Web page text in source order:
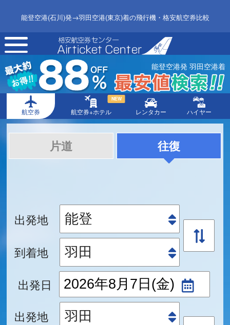
能登空港(石川)発→羽田空港(東京)着の飛行機・格安航空券比較
toggle
navigation
能登空港発 羽田空港着
航空券 航空券+ホテル
NEW
レンタカー ハイヤー
片道 往復
出発地
到着地
出発日
出発地